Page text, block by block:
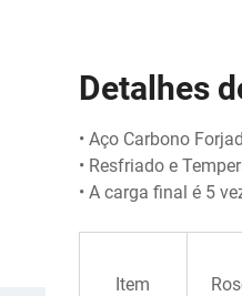
Detalhes
• Aço Carbono
• Resfriado e
• A carga final é 5
Item